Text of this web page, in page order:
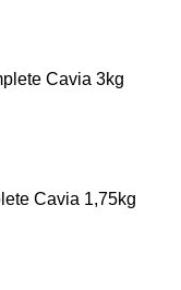
Cavia 3kg
Cavia 1,75kg